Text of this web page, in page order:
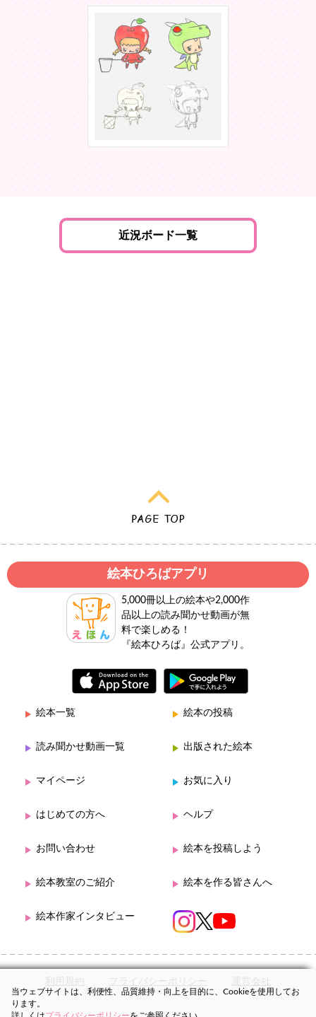
近況ボード一覧
絵本ひろばアプリ
5,000冊以上の絵本や2,000作
品以上の読み聞かせ動画が無
料で楽しめる！
『絵本ひろば』公式アプリ。
絵本一覧 絵本の投稿
読み聞かせ動画一覧 出版された絵本
マイページ お気に入り
はじめての方へ ヘルプ
お問い合わせ 絵本を投稿しよう
絵本教室のご紹介 絵本を作る皆さんへ
絵本作家インタビュー
利用規約 プライバシーポリシー 運営会社
当ウェブサイトは、利便性、品質維持・向上を目的に、Cookieを使用してお
ります。